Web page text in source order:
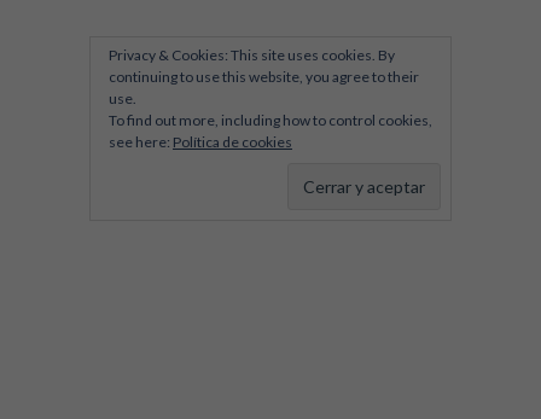
Privacy & Cookies: This site uses cookies. By
continuing to use this website, you agree to their
use.
To find out more, including how to control cookies,
see here: Política de cookies